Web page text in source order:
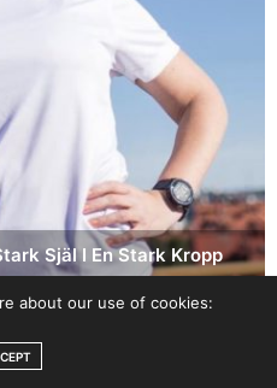
Själ I En Stark Kropp
kommandot över ditt liv – och
av dig själv! För det är
about our use of cookies: